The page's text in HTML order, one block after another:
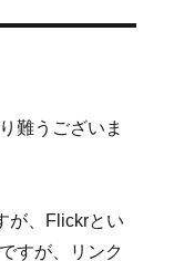
難うございま
が、Flickrとい
すが、リンク